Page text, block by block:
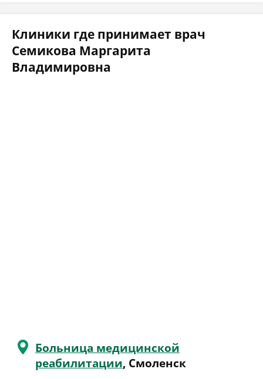
Клиники где принимает врач
Семикова Маргарита
Владимировна
Больница медицинской
реабилитации, Смоленск